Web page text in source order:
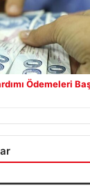
Ödemeleri